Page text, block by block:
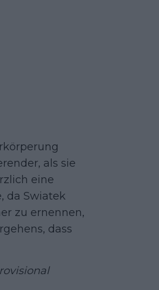
als sie
eine
da Swiatek
zu ernennen,
dass